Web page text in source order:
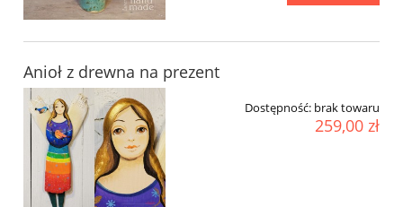
Anioł z drewna na prezent
Dostępność: brak towaru
259,00 zł